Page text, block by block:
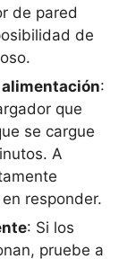
de pared
de
:
que
se cargue
A
responder.
: Si los
pruebe a